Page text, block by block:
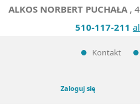
ALKOS NORBERT PUCHAŁA,
510-117-211
Kontakt
Zaloguj się